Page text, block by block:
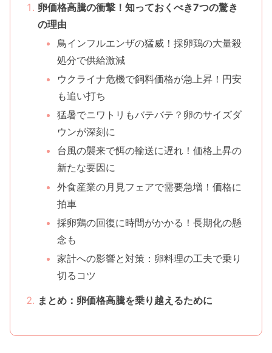
卵価格高騰の衝撃！知っておくべき7つの驚き
の理由
鳥インフルエンザの猛威！採卵鶏の大量殺
処分で供給激減
ウクライナ危機で飼料価格が急上昇！円安
も追い打ち
猛暑でニワトリもバテバテ？卵のサイズダ
ウンが深刻に
台風の襲来で餌の輸送に遅れ！価格上昇の
新たな要因に
外食産業の月見フェアで需要急増！価格に
拍車
採卵鶏の回復に時間がかかる！長期化の懸
念も
家計への影響と対策：卵料理の工夫で乗り
切るコツ
まとめ：卵価格高騰を乗り越えるために